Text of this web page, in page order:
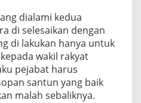
dialami kedua
di selesaikan dengan
di lakukan hanya untuk
wakil rakyat
pejabat harus
santun yang baik
malah sebaliknya.